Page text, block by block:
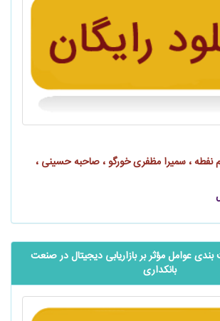
نفطه ، سمیرا مظفری خورگو ، صاحبه حسینی ،
عوامل مؤثر بر بازاریابی دیجیتال در صنعت
بانکداری